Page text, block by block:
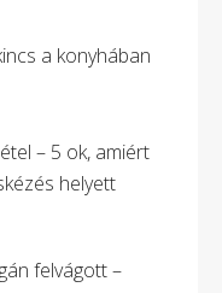
a konyhában
– 5 ok, amiért
helyett
felvágott –